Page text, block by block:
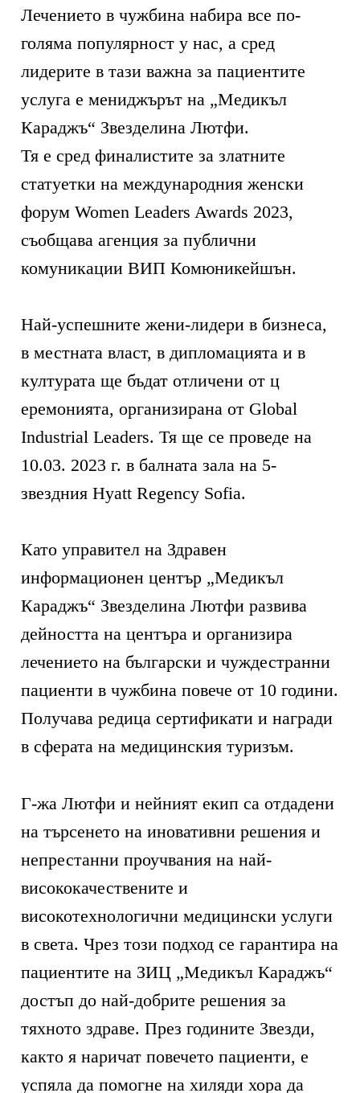
Лечението в чужбина набира все по-
голяма популярност у нас, а сред
лидерите в тази важна за пациентите
услуга е мениджърът на „Медикъл
Караджъ“ Звезделина Лютфи.
Тя е сред финалистите за златните
статуетки на международния женски
форум Women Leaders Awards 2023,
съобщава агенция за публични
комуникации ВИП Комюникейшън.
Най-успешните жени-лидери в бизнеса,
в местната власт, в дипломацията и в
културата ще бъдат отличени от ц
еремонията, организирана от Global
Industrial Leaders. Тя ще се проведе на
10.03. 2023 г. в балната зала на 5-
звездния Hyatt Regency Sofia.
Като управител на Здравен
информационен център „Медикъл
Караджъ“ Звезделина Лютфи развива
дейността на центъра и организира
лечението на български и чуждестранни
пациенти в чужбина повече от 10 години.
Получава редица сертификати и награди
в сферата на медицинския туризъм.
Г-жа Лютфи и нейният екип са отдадени
на търсенето на иновативни решения и
непрестанни проучвания на най-
висококачествените и
високотехнологични медицински услуги
в света. Чрез този подход се гарантира на
пациентите на ЗИЦ „Медикъл Караджъ“
достъп до най-добрите решения за
тяхното здраве. През годините Звезди,
както я наричат повечето пациенти, е
успяла да помогне на хиляди хора да